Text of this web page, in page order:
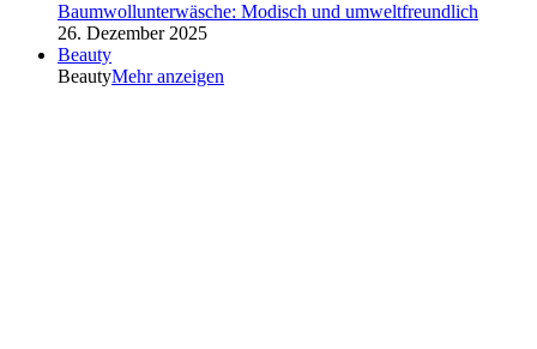
Baumwollunterwäsche: Modisch und umweltfreundlich
26. Dezember 2025
Beauty
BeautyMehr anzeigen